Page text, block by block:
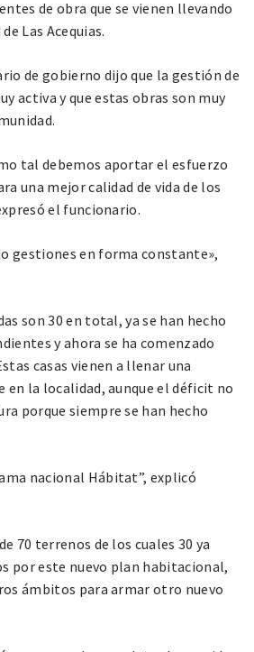
de obra que se vienen llevando
Las Acequias.
de gobierno dijo que la gestión de
activa y que estas obras son muy
tal debemos aportar el esfuerzo
una mejor calidad de vida de los
el funcionario.
gestiones en forma constante»,
son 30 en total, ya se han hecho
y ahora se ha comenzado
casas vienen a llenar una
en la localidad, aunque el déficit no
porque siempre se han hecho
nacional Hábitat”, explicó
70 terrenos de los cuales 30 ya
por este nuevo plan habitacional,
ámbitos para armar otro nuevo